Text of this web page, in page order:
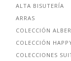
ALTA BISUTERÍA
ARRAS
COLECCIÓN
COLECCIÓN
COLECCIONES